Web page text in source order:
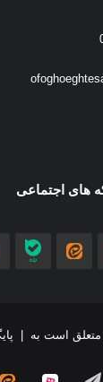
های اجتماعی
آپارات ایتا
است به |